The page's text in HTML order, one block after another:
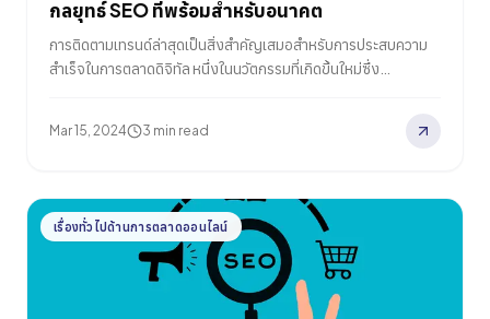
กลยุทธ์ SEO ที่พร้อมสำหรับอนาคต
การติดตามเทรนด์ล่าสุดเป็นสิ่งสำคัญเสมอสำหรับการประสบความ
สำเร็จในการตลาดดิจิทัล หนึ่งในนวัตกรรมที่เกิดขึ้นใหม่ซึ่ง
เสียงจึงเป็นหนึ่งในเทรนด์ทางธุรกิจที่สำคัญที่สุดในปัจจุบัน อธิบาย
เว็บไซต์ให้รองรับการค้นหาด้วยเสียง การปรับปรุงเว็บไซต์ให้รองรับ
การค้นหาด้วยเสียงไม่ได้จำกัดอยู่แค่การกำหนดเป้าหมายคำหลัก
แบบดั้งเดิม แต่เกี่ยวข้องกับการทำความเข้าใจว่าผู้คนโต้ตอบกับ
อุปกรณ์สั่งงานด้วยเสียงอย่างไร การค้นหาด้วยเสียงพูดคุยมากกว่า
และเลียนแบบการพูดในชีวิตประจำวัน ซึ่งหมายความว่าหากคุณ
Mar 15, 2024 3 min read
เรื่องทั่วไปด้านการตลาดออนไลน์